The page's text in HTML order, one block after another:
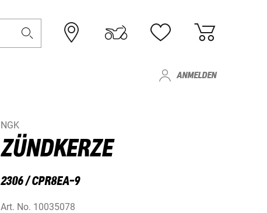
ANMELDEN
NGK
ZÜNDKERZE
2306 / CPR8EA-9
Art. No. 10035078